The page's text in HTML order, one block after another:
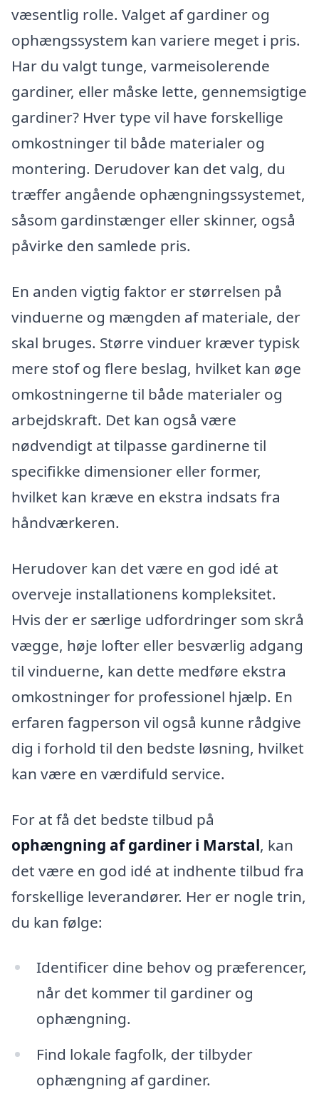
væsentlig rolle. Valget af gardiner og
ophængssystem kan variere meget i pris.
Har du valgt tunge, varmeisolerende
gardiner, eller måske lette, gennemsigtige
gardiner? Hver type vil have forskellige
omkostninger til både materialer og
montering. Derudover kan det valg, du
træffer angående ophængningssystemet,
såsom gardinstænger eller skinner, også
påvirke den samlede pris.
En anden vigtig faktor er størrelsen på
vinduerne og mængden af materiale, der
skal bruges. Større vinduer kræver typisk
mere stof og flere beslag, hvilket kan øge
omkostningerne til både materialer og
arbejdskraft. Det kan også være
nødvendigt at tilpasse gardinerne til
specifikke dimensioner eller former,
hvilket kan kræve en ekstra indsats fra
håndværkeren.
Herudover kan det være en god idé at
overveje installationens kompleksitet.
Hvis der er særlige udfordringer som skrå
vægge, høje lofter eller besværlig adgang
til vinduerne, kan dette medføre ekstra
omkostninger for professionel hjælp. En
erfaren fagperson vil også kunne rådgive
dig i forhold til den bedste løsning, hvilket
kan være en værdifuld service.
For at få det bedste tilbud på
ophængning af gardiner i Marstal, kan
det være en god idé at indhente tilbud fra
forskellige leverandører. Her er nogle trin,
du kan følge:
Identificer dine behov og præferencer,
når det kommer til gardiner og
ophængning.
Find lokale fagfolk, der tilbyder
ophængning af gardiner.